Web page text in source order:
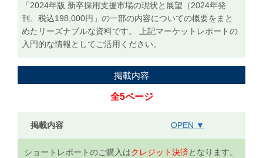
「2024年版 新卒採用支援市場の現状と展望（2024年発
刊、税込198,000円」の一部の内容についての概要をまと
めたリーズナブルな資料です。 上記マーケットレポートの
入門的な情報としてご活用ください。
掲載内容
全5ページ
掲載内容 OPEN ▼
ショートレポートのご購入はクレジット決済となります。